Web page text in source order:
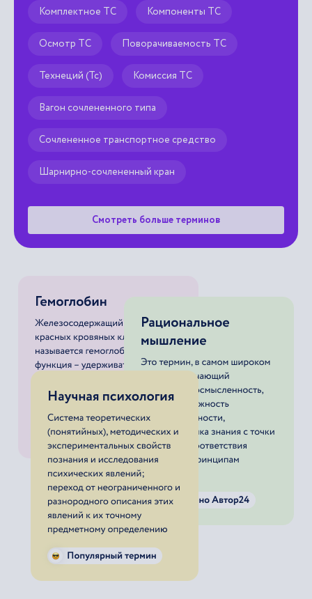
Комплектное ТС Компоненты ТС
Осмотр ТС Поворачиваемость ТС
Технеций (Тс) Комиссия ТС
Вагон сочлененного типа
Сочлененное транспортное средство
Шарнирно-сочлененный кран
Смотреть больше терминов